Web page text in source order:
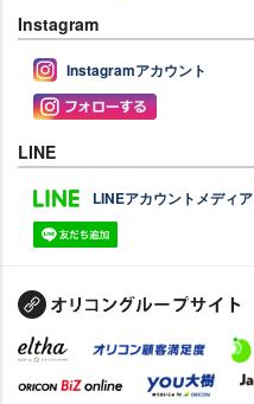
Instagram
Instagramアカウント
LINE
LINEアカウントメディア